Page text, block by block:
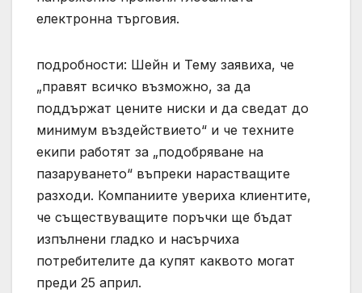
електронна търговия.
подробности: Шейн и Тему заявиха, че
„правят всичко възможно, за да
поддържат цените ниски и да сведат до
минимум въздействието“ и че техните
екипи работят за „подобряване на
пазаруването“ въпреки нарастващите
разходи. Компаниите увериха клиентите,
че съществуващите поръчки ще бъдат
изпълнени гладко и насърчиха
потребителите да купят каквото могат
преди 25 април.